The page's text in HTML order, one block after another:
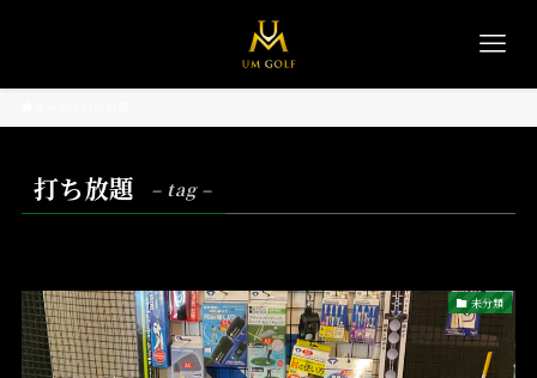
打ち放題 – tag –
未分類